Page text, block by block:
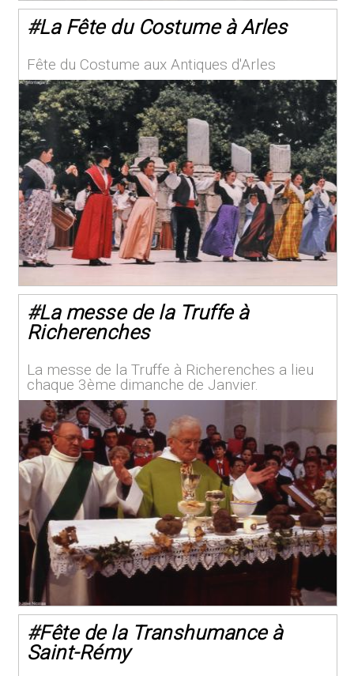
#La Fête du Costume à Arles
Fête du Costume aux Antiques d'Arles
#La messe de la Truffe à
Richerenches
La messe de la Truffe à Richerenches a lieu
chaque 3ème dimanche de Janvier.
#Fête de la Transhumance à
Saint-Rémy